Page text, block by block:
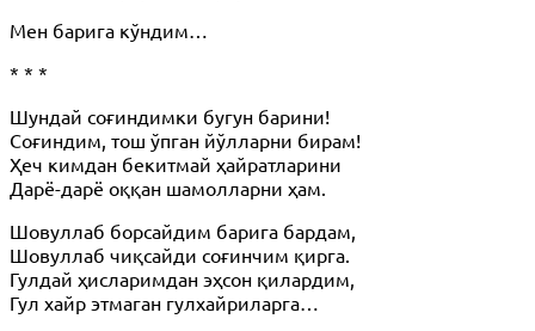
Мен барига кўндим…
* * *
Шундай соғиндимки бугун барини!
Соғиндим, тош ўпган йўлларни бирам!
Ҳеч кимдан бекитмай ҳайратларини
Дарё-дарё оққан шамолларни ҳам.
Шовуллаб борсайдим барига бардам,
Шовуллаб чиқсайди соғинчим қирга.
Гулдай ҳисларимдан эҳсон қилардим,
Гул хайр этмаган гулхайриларга…